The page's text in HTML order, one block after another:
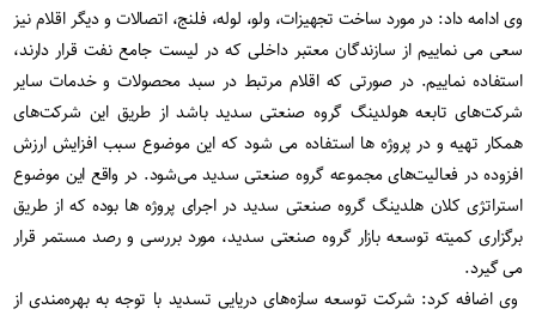
وی ادامه داد: در مورد ساخت تجهیزات، ولو، لوله، فلنج، اتصالات و دیگر اقلام نیز
سعی می نماییم از سازندگان معتبر داخلی که در لیست جامع نفت قرار دارند،
استفاده نماییم. در صورتی که اقلام مرتبط در سبد محصولات و خدمات سایر
شرکت‌های تابعه هولدینگ گروه صنعتی سدید باشد از طریق این شرکت‌های
همکار تهیه و در پروژه ها استفاده می شود که این موضوع سبب افزایش ارزش
افزوده در فعالیت‌های مجموعه گروه صنعتی سدید می‌شود. در واقع این موضوع
استراتژی کلان هلدینگ گروه صنعتی سدید در اجرای پروژه ها بوده که از طریق
برگزاری کمیته توسعه بازار گروه صنعتی سدید، مورد بررسی و رصد مستمر قرار
می گیرد.
وی اضافه کرد: شرکت توسعه سازه‌های دریایی تسدید با توجه به بهره‌مندی از